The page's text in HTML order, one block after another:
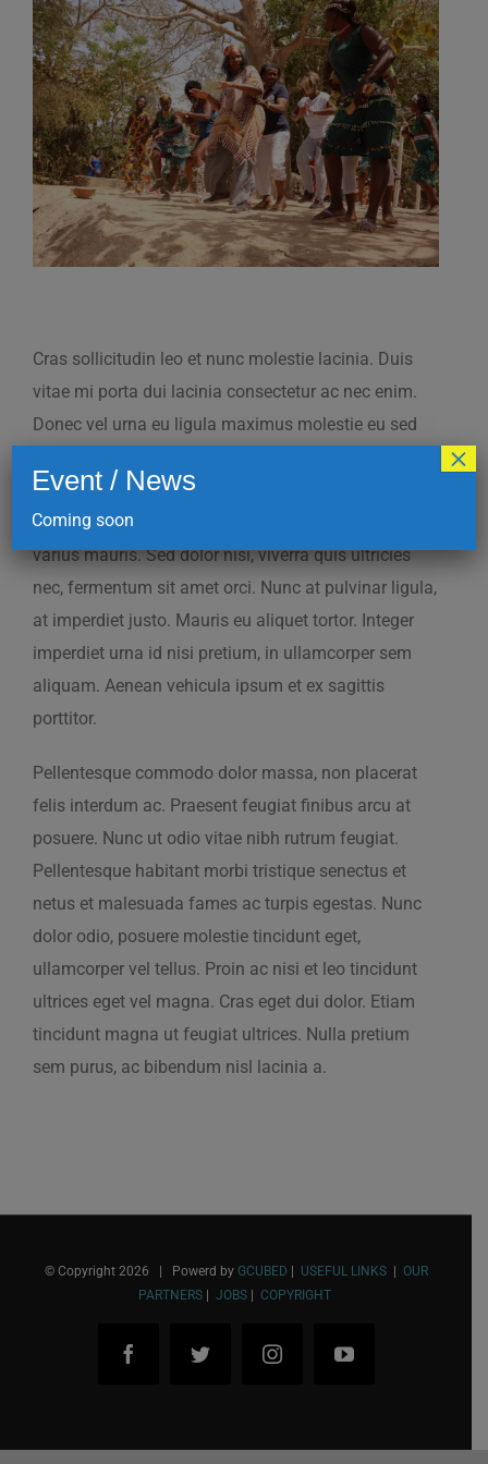
View
Larger
Image
Cras sollicitudin leo et nunc molestie lacinia. Duis
vitae mi porta dui lacinia consectetur ac nec enim.
Donec vel urna eu ligula maximus molestie eu sed
sodales vitae. Aenean turpis nulla, interdum vitae
lectus ac, suscipit pellentesque lectus. Nulla sit amet
varius mauris. Sed dolor nisi, viverra quis ultricies
nec, fermentum sit amet orci. Nunc at pulvinar ligula,
at imperdiet justo. Mauris eu aliquet tortor. Integer
imperdiet urna id nisi pretium, in ullamcorper sem
aliquam. Aenean vehicula ipsum et ex sagittis
porttitor.
Pellentesque commodo dolor massa, non placerat
felis interdum ac. Praesent feugiat finibus arcu at
posuere. Nunc ut odio vitae nibh rutrum feugiat.
Pellentesque habitant morbi tristique senectus et
netus et malesuada fames ac turpis egestas. Nunc
dolor odio, posuere molestie tincidunt eget,
ullamcorper vel tellus. Proin ac nisi et leo tincidunt
ultrices eget vel magna. Cras eget dui dolor. Etiam
tincidunt magna ut feugiat ultrices. Nulla pretium
sem purus, ac bibendum nisl lacinia a.
© Copyright 2026 | Powerd by GCUBED | USEFUL LINKS| OUR
PARTNERS| JOBS| COPYRIGHT
FacebookTwitter InstagramYouTube
Event / News
Coming soon
×